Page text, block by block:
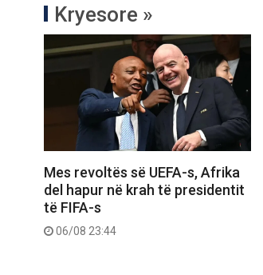
Kryesore »
Mes revoltës së UEFA-s, Afrika
del hapur në krah të presidentit
të FIFA-s
06/08 23:44